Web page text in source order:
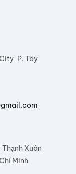
P. Tây
Xuân
Minh